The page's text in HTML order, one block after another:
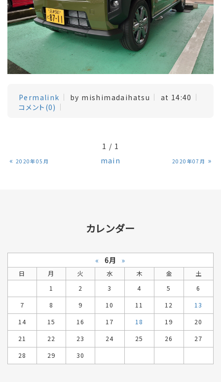
Permalink by mishimadaihatsu
at 14:40
コメント(0)
1 / 1
« 2020年05月 main 2020年07月 »
カレンダー
« 6月 »
日 月 火 水 木 金
土
1
2 3 4 5
6
7
8 9 10 11 12
13
14
15 16 17 18 19
20
21
22 23 24 25 26
27
28
29 30